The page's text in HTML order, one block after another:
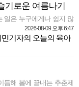
기로운 여름나기
일은 누구에게나 쉽지 않
2026-08-09 오후 6:47
기자의 오늘의 육아
듬해 봄에 끝내는 추춘제